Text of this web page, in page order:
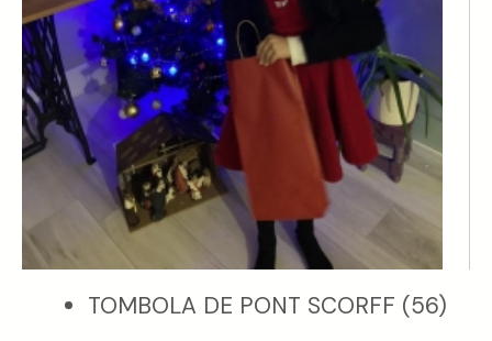
TOMBOLA DE PONT SCORFF (56)